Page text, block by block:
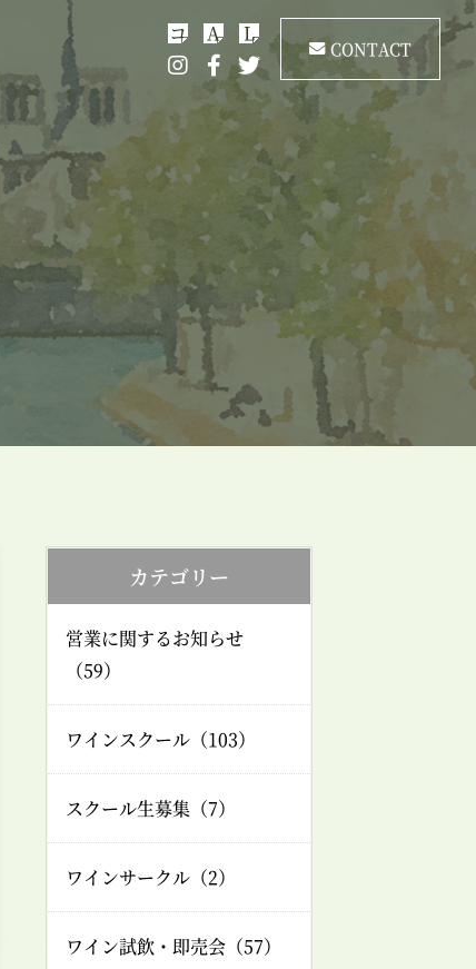
コ A L
CONTACT
カテゴリー
営業に関するお知らせ
（59）
ワインスクール（103）
スクール生募集（7）
ワインサークル（2）
ワイン試飲・即売会（57）